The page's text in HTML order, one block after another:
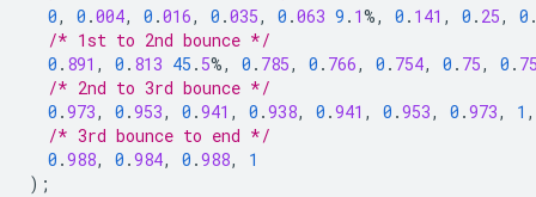
0, 0 .004, 0 .016, 0 .035, 0 .063 9 . 1%, 0 . 141 , 0 . 25, 0
/* 1st to 2nd bounce */
0 . 891 , 0 . 813 45 . 5%, 0 . 785, 0 . 766, 0 . 754, 0 . 75, 0 .
/* 2nd to 3rd bounce */
0 .973, 0 .953, 0 .941 , 0 .938, 0 .941 , 0 .953, 0 .973, 1 ,
/* 3rd bounce to end */
0 .988, 0 .984, 0 .988,
1
);